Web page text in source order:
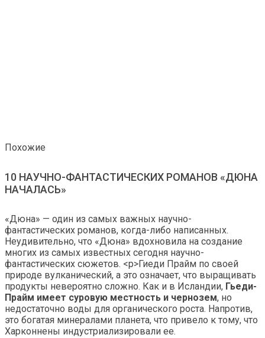
Похожие
10 НАУЧНО-ФАНТАСТИЧЕСКИХ РОМАНОВ «ДЮНА
НАЧАЛАСЬ»
«Дюна» — один из самых важных научно-
фантастических романов, когда-либо написанных.
Неудивительно, что «Дюна» вдохновила на создание
многих из самых известных сегодня научно-
фантастических сюжетов. <р>Гиеди Прайм по своей
природе вулканический, а это означает, что выращивать
продукты невероятно сложно. Как и в Исландии, Гьеди-
Прайм имеет суровую местность и чернозем, но
недостаточно воды для органического роста. Напротив,
это богатая минералами планета, что привело к тому, что
Харконнены индустриализировали ее.